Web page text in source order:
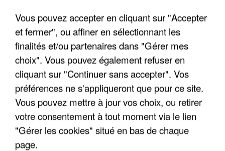
APRÈS TOUTES CES CANICULES, LES REFUGES
DE FAUNE SAUVAGE SONT...
Vous pouvez accepter en cliquant sur "Accepter
et fermer", ou affiner en sélectionnant les
finalités et/ou partenaires dans "Gérer mes
choix". Vous pouvez également refuser en
cliquant sur "Continuer sans accepter". Vos
préférences ne s'appliqueront que pour ce site.
Vous pouvez mettre à jour vos choix, ou retirer
votre consentement à tout moment via le lien
"Gérer les cookies" situé en bas de chaque
page.